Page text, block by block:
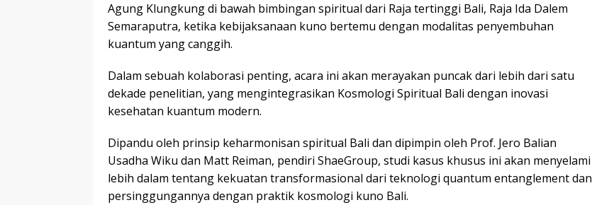
Agung Klungkung di bawah bimbingan spiritual dari Raja tertinggi Bali, Raja Ida Dalem
Semaraputra, ketika kebijaksanaan kuno bertemu dengan modalitas penyembuhan
kuantum yang canggih.
Dalam sebuah kolaborasi penting, acara ini akan merayakan puncak dari lebih dari satu
dekade penelitian, yang mengintegrasikan Kosmologi Spiritual Bali dengan inovasi
kesehatan kuantum modern.
Dipandu oleh prinsip keharmonisan spiritual Bali dan dipimpin oleh Prof. Jero Balian
Usadha Wiku dan Matt Reiman, pendiri ShaeGroup, studi kasus khusus ini akan menyelami
lebih dalam tentang kekuatan transformasional dari teknologi quantum entanglement dan
persinggungannya dengan praktik kosmologi kuno Bali.